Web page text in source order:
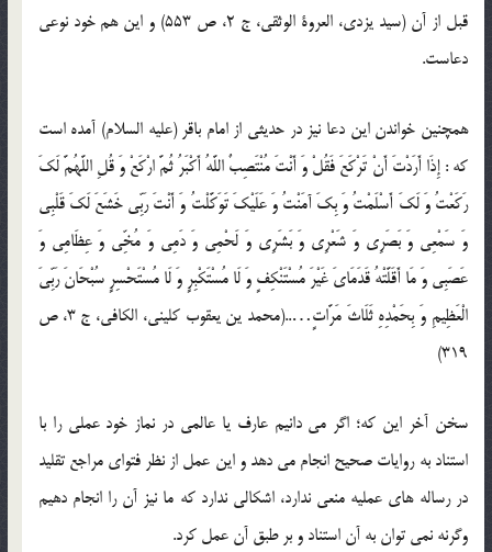
قبل از آن (سید یزدی، العروة الوثقی، ج 2، ص 553) و این هم خود نوعی
دعاست.
همچنین خواندن این دعا نیز در حدیثی از امام باقر (علیه السلام) آمده است
که : إِذَا أَرَدْتَ أَنْ تَرْکَعَ فَقُلْ وَ أَنْتَ مُنْتَصِبٌ اللَّهُ أَکْبَرُ ثُمَّ ارْکَعْ وَ قُلِ اللَّهُمَّ لَکَ
رَکَعْتُ وَ لَکَ أَسْلَمْتُ وَ بِکَ آمَنْتُ وَ عَلَیْکَ تَوَکَّلْتُ وَ أَنْتَ رَبِّی خَشَعَ لَکَ قَلْبِی
وَ سَمْعِی وَ بَصَرِی وَ شَعْرِی وَ بَشَرِی وَ لَحْمِی وَ دَمِی وَ مُخِّی وَ عِظَامِی وَ
عَصَبِی وَ مَا أَقَلَّتْهُ قَدَمَایَ غَیْرَ مُسْتَنْکِفٍ وَ لَا مُسْتَکْبِرٍ وَ لَا مُسْتَحْسِرٍ سُبْحَانَ رَبِّیَ
الْعَظِیمِ وَ بِحَمْدِهِ ثَلَاثَ مَرَّاتٍ‏…..(محمد ین یعقوب کلینی، الکافی، ج 3، ص
319)
سخن آخر این که؛ اگر می دانیم عارف یا عالمی در نماز خود عملی را با
استناد به روایات صحیح انجام می دهد و این عمل از نظر فتوای مراجع تقلید
در رساله های عملیه منعی ندارد، اشکالی ندارد که ما نیز آن را انجام دهیم
وگرنه نمی توان به آن استناد و بر طبق آن عمل کرد.